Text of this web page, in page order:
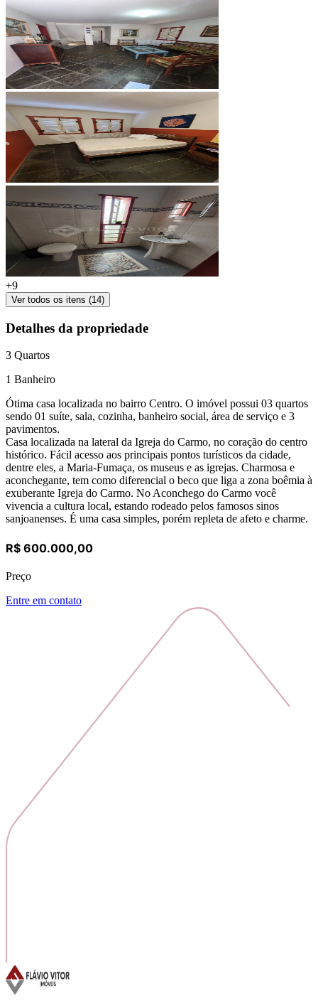
+9
Ver todos os itens (14)
Detalhes da propriedade
3 Quartos
1 Banheiro
Ótima casa localizada no bairro Centro. O imóvel possui 03 quartos
sendo 01 suíte, sala, cozinha, banheiro social, área de serviço e 3
pavimentos.
Casa localizada na lateral da Igreja do Carmo, no coração do centro
histórico. Fácil acesso aos principais pontos turísticos da cidade,
dentre eles, a Maria-Fumaça, os museus e as igrejas. Charmosa e
aconchegante, tem como diferencial o beco que liga a zona boêmia à
exuberante Igreja do Carmo. No Aconchego do Carmo você
vivencia a cultura local, estando rodeado pelos famosos sinos
sanjoanenses. É uma casa simples, porém repleta de afeto e charme.
R$ 600.000,00
Preço
Entre em contato